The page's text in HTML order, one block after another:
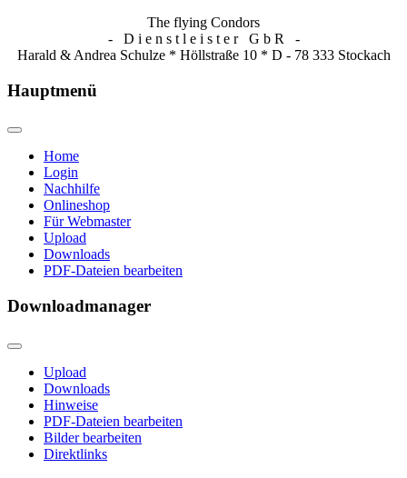
The flying Condors
- D i e n s t l e i s t e r G b R -
Harald & Andrea Schulze * Höllstraße 10 * D - 78 333 Stockach
Hauptmenü
Home
Login
Nachhilfe
Onlineshop
Für Webmaster
Upload
Downloads
PDF-Dateien bearbeiten
Downloadmanager
Upload
Downloads
Hinweise
PDF-Dateien bearbeiten
Bilder bearbeiten
Direktlinks